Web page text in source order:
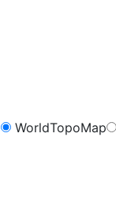
WorldTopoMap